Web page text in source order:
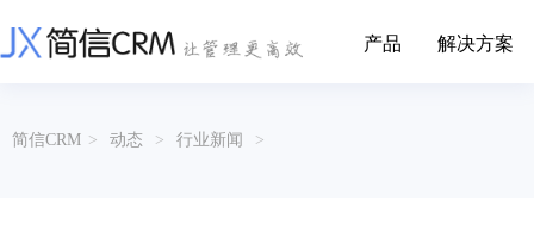
产品 解决方案
帮助文档
关于简信
简信CRM > 动态 > 行业新闻 >